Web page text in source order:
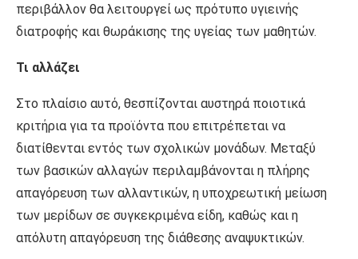
περιβάλλον θα λειτουργεί ως πρότυπο υγιεινής
διατροφής και θωράκισης της υγείας των μαθητών.
Τι αλλάζει
Στο πλαίσιο αυτό, θεσπίζονται αυστηρά ποιοτικά
κριτήρια για τα προϊόντα που επιτρέπεται να
διατίθενται εντός των σχολικών μονάδων. Μεταξύ
των βασικών αλλαγών περιλαμβάνονται η πλήρης
απαγόρευση των αλλαντικών, η υποχρεωτική μείωση
των μερίδων σε συγκεκριμένα είδη, καθώς και η
απόλυτη απαγόρευση της διάθεσης αναψυκτικών.